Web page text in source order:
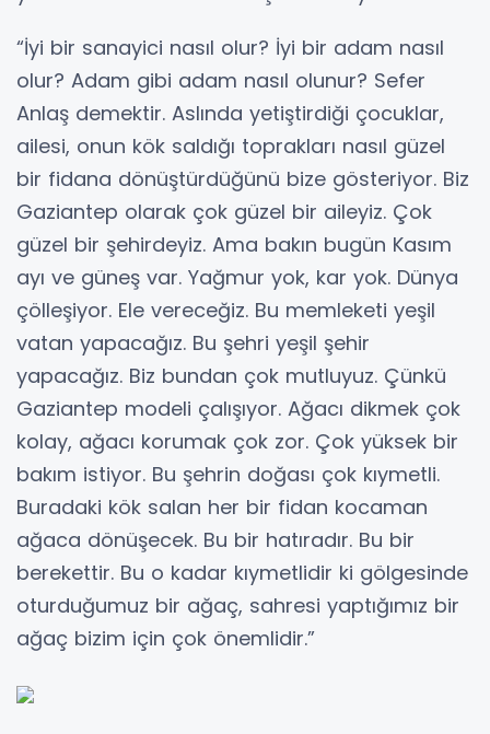
“İyi bir sanayici nasıl olur? İyi bir adam nasıl
olur? Adam gibi adam nasıl olunur? Sefer
Anlaş demektir. Aslında yetiştirdiği çocuklar,
ailesi, onun kök saldığı toprakları nasıl güzel
bir fidana dönüştürdüğünü bize gösteriyor. Biz
Gaziantep olarak çok güzel bir aileyiz. Çok
güzel bir şehirdeyiz. Ama bakın bugün Kasım
ayı ve güneş var. Yağmur yok, kar yok. Dünya
çölleşiyor. Ele vereceğiz. Bu memleketi yeşil
vatan yapacağız. Bu şehri yeşil şehir
yapacağız. Biz bundan çok mutluyuz. Çünkü
Gaziantep modeli çalışıyor. Ağacı dikmek çok
kolay, ağacı korumak çok zor. Çok yüksek bir
bakım istiyor. Bu şehrin doğası çok kıymetli.
Buradaki kök salan her bir fidan kocaman
ağaca dönüşecek. Bu bir hatıradır. Bu bir
berekettir. Bu o kadar kıymetlidir ki gölgesinde
oturduğumuz bir ağaç, sahresi yaptığımız bir
ağaç bizim için çok önemlidir.”